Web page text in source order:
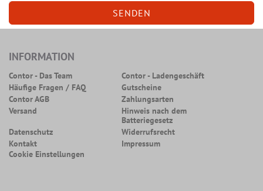
INFORMATION
Contor - Das Team
Contor - Ladengeschäft
Häufige Fragen / FAQ
Gutscheine
Contor AGB
Zahlungsarten
Versand
Hinweis nach dem
Batteriegesetz
Datenschutz
Widerrufsrecht
Kontakt
Impressum
Cookie Einstellungen